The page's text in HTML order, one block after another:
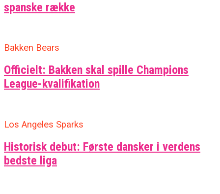
spanske række
Bakken Bears
Officielt: Bakken skal spille Champions
League-kvalifikation
Los Angeles Sparks
Historisk debut: Første dansker i verdens
bedste liga